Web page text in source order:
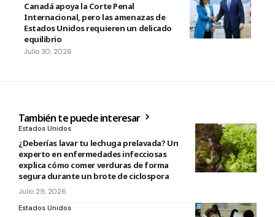
Canadá apoya la Corte Penal
Internacional, pero las amenazas de
Estados Unidos requieren un delicado
equilibrio
Julio 30, 2026
También te puede interesar
Estados Unidos
¿Deberías lavar tu lechuga prelavada? Un
experto en enfermedades infecciosas
explica cómo comer verduras de forma
segura durante un brote de ciclospora
Julio 29, 2026
Estados Unidos